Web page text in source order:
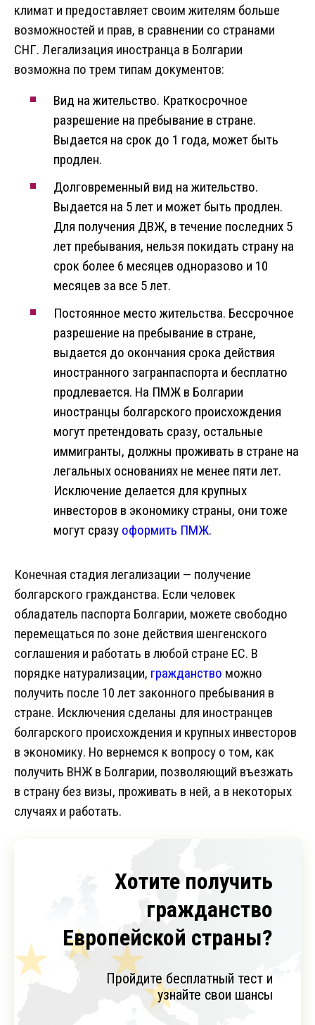
климат и предоставляет своим жителям больше
возможностей и прав, в сравнении со странами
СНГ. Легализация иностранца в Болгарии
возможна по трем типам документов:
Вид на жительство. Краткосрочное
разрешение на пребывание в стране.
Выдается на срок до 1 года, может быть
продлен.
Долговременный вид на жительство.
Выдается на 5 лет и может быть продлен.
Для получения ДВЖ, в течение последних 5
лет пребывания, нельзя покидать страну на
срок более 6 месяцев одноразово и 10
месяцев за все 5 лет.
Постоянное место жительства. Бессрочное
разрешение на пребывание в стране,
выдается до окончания срока действия
иностранного загранпаспорта и бесплатно
продлевается. На ПМЖ в Болгарии
иностранцы болгарского происхождения
могут претендовать сразу, остальные
иммигранты, должны проживать в стране на
легальных основаниях не менее пяти лет.
Исключение делается для крупных
инвесторов в экономику страны, они тоже
могут сразу оформить ПМЖ.
Конечная стадия легализации — получение
болгарского гражданства. Если человек
обладатель паспорта Болгарии, можете свободно
перемещаться по зоне действия шенгенского
соглашения и работать в любой стране ЕС. В
порядке натурализации, гражданство можно
получить после 10 лет законного пребывания в
стране. Исключения сделаны для иностранцев
болгарского происхождения и крупных инвесторов
в экономику. Но вернемся к вопросу о том, как
получить ВНЖ в Болгарии, позволяющий въезжать
в страну без визы, проживать в ней, а в некоторых
случаях и работать.
Хотите получить
гражданство
Европейской страны?
Пройдите бесплатный тест и
узнайте свои шансы